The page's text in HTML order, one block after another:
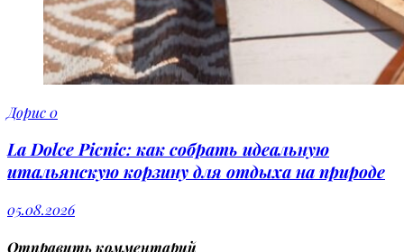
Дорис0
La Dolce Picnic: как собрать идеальную
итальянскую корзину для отдыха на природе
05.08.2026
Отправить комментарий